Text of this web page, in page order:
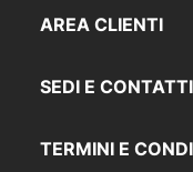
AREA CLIENTI
SEDI E CONTATTI
TERMINI E